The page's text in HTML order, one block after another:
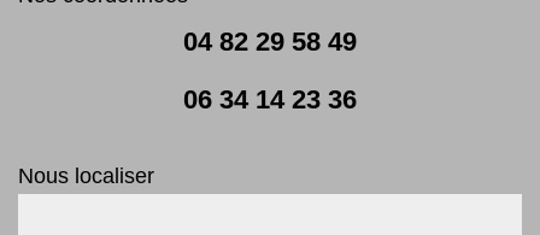
04 82 29 58 49
06 34 14 23 36
Nous localiser